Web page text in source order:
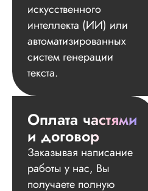
искусственного
интеллекта (ИИ) или
автоматизированных
систем генерации
текста.
Оплата частями
и договор
Заказывая написание
работы у нас, Вы
получаете полную